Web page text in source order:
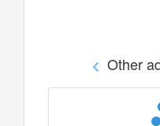
Other